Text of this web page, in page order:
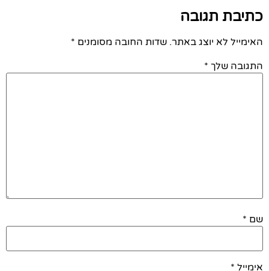
כתיבת תגובה
האימייל לא יוצג באתר. שדות החובה מסומנים *
התגובה שלך *
שם *
אימייל *